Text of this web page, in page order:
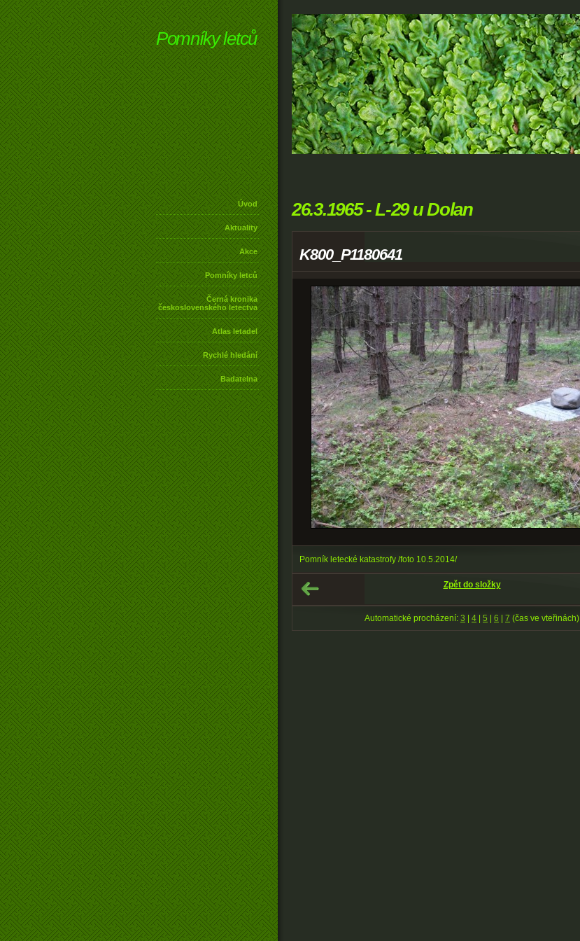
Pomníky letců
Úvod
Aktuality
Akce
Pomníky letců
Černá kronika
československého letectva
Atlas letadel
Rychlé hledání
Badatelna
26.3.1965 - L-29 u Dolan
K800_P1180641
Pomník letecké katastrofy /foto 10.5.2014/
Zpět do složky
Automatické procházení: 3 | 4 | 5 | 6 | 7 (čas ve vteřinách)